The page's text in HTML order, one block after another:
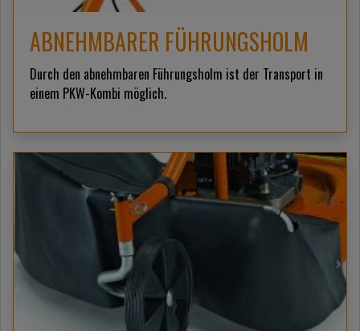
ABNEHMBARER FÜHRUNGSHOLM
Durch den abnehmbaren Führungsholm ist der Transport in
einem PKW-Kombi möglich.